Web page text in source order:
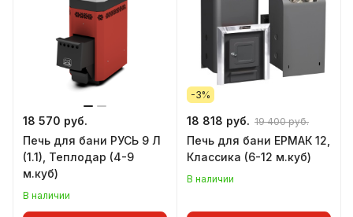
18 570 руб.
Печь для бани РУСЬ 9 Л
(1.1), Теплодар (4-9
м.куб)
В наличии
-3%
18 818 руб. 19 400 руб.
Печь для бани ЕРМАК 12,
Классика (6-12 м.куб)
В наличии